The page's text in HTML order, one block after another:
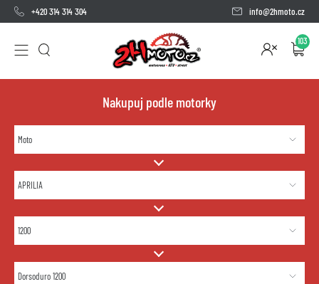
+420 314 314 304 info@2hmoto.cz
103
Nakupuj podle motorky